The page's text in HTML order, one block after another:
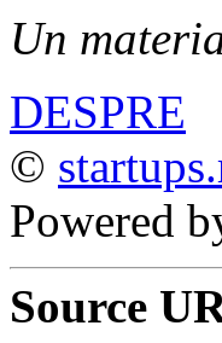
Un
DESPRE
©
Powered
Source